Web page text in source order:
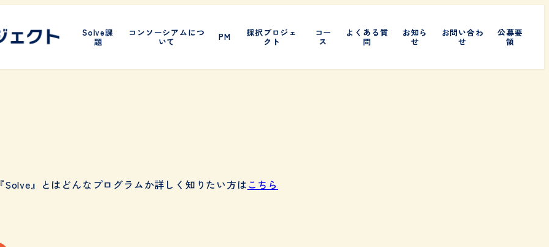
Solve課
題
コンソーシアムにつ
いて PM 採択プロジェ
クト
コー
ス
よくある質
問
お知ら
せ
お問い合わ
せ
公募要
領
『Solve』とはどんなプログラムか詳しく知りたい方はこちら